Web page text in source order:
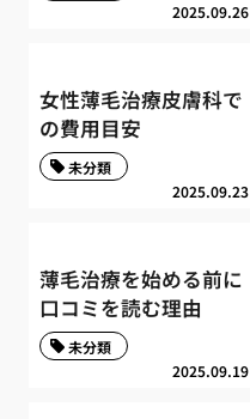
2025.09.26
女性薄毛治療皮膚科で
の費用目安
2025.09.23
未分類
薄毛治療を始める前に
口コミを読む理由
2025.09.19
未分類